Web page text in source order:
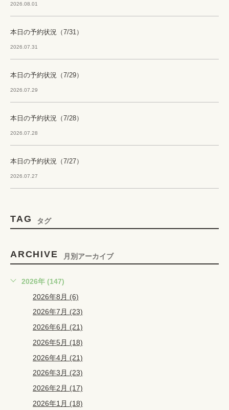
2026.08.01
本日の予約状況（7/31）
2026.07.31
本日の予約状況（7/29）
2026.07.29
本日の予約状況（7/28）
2026.07.28
本日の予約状況（7/27）
2026.07.27
TAG タグ
ARCHIVE 月別アーカイブ
2026年 (147)
2026年8月 (6)
2026年7月 (23)
2026年6月 (21)
2026年5月 (18)
2026年4月 (21)
2026年3月 (23)
2026年2月 (17)
2026年1月 (18)